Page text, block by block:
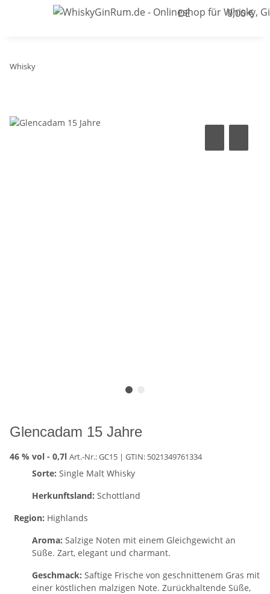
DE 0,00 €
Whisky
Glencadam 15 Jahre
46 % vol - 0,7l Art.-Nr.: GC15 | GTIN: 5021349761334
Sorte: Single Malt Whisky
Herkunftsland: Schottland
Region: Highlands
Aroma:
Süße. Zart, elegant und charmant.
Geschmack:
einer köstlichen malzigen Note. Zurückhaltende Süße,